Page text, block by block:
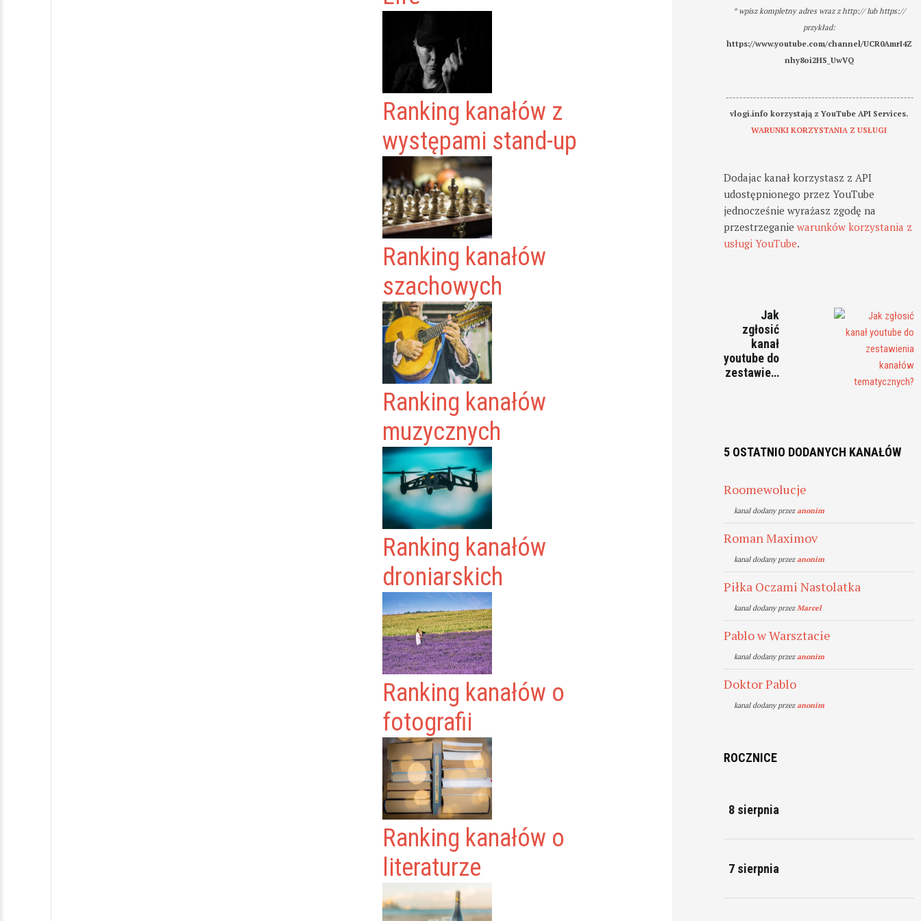
Ranking kanałów z
występami stand-up
Ranking kanałów
szachowych
Ranking kanałów
muzycznych
Ranking kanałów
droniarskich
Ranking kanałów o
fotografii
Ranking kanałów o
literaturze
* wpisz kompletny adres wraz z http:// lub https://
przykład:
https://www.youtube.com/channel/UCR0AmrI4Z
nhy8oi2HS_UwVQ
-------------------------------------------------------
vlogi.info korzystają z YouTube API Services.
WARUNKI KORZYSTANIA Z USŁUGI
Dodajac kanał korzystasz z API
udostępnionego przez YouTube
jednocześnie wyrażasz zgodę na
przestrzeganiewarunków korzystania z
usługi YouTube.
Jak
zgłosić
kanał
youtube do
zestawie…
5 OSTATNIO DODANYCH KANAŁÓW
Roomewolucje
kanal dodany przezanonim
Roman Maximov
kanal dodany przezanonim
Piłka Oczami Nastolatka
kanal dodany przezMarcel
Pablo w Warsztacie
kanal dodany przezanonim
Doktor Pablo
kanal dodany przezanonim
ROCZNICE
8 sierpnia
7 sierpnia